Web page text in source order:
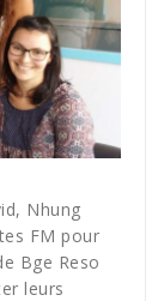
, Nhung
FM pour
Bge Reso
leurs